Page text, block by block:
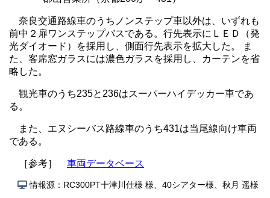
奈良交通路線車のうちノンステップ車以外は、いずれも
前中２扉ワンステップバスである。行先表示にＬＥＤ（発
光ダイオード）を採用し、側面行先表示を拡大した。 ま
た、客席窓ガラスには濃色ガラスを採用し、カーテンを省
略した。
観光車のうち235と236はスーパーハイデッカー車であ
る。
また、エヌシーバス路線車のうち431は当尾線向け車両
である。
［参考］ 車両データベース
情報源：RC300PT十津川仕様 様、40シアター様、秋月 遥様